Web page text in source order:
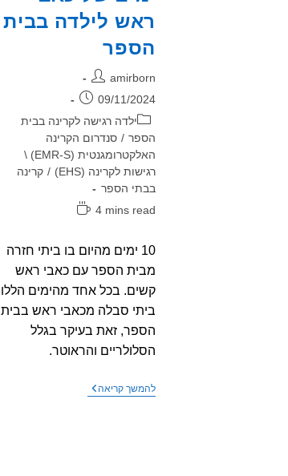
ראש לילדה בבית
הספר
מחבר:
amirborn
פורסם:
09/11/2024
קטגוריה:
ילדה רגישה לקרינה בבית
הספר / סנדרום הקרינה
האלקטרומגנטית (EMR-S) \
רגישות לקרינה (EHS)
/ קרינה
בבתי הספר
זמן
4 mins read
10 ימים מהיום בו ביתי חזרה
מבית הספר עם כאבי ראש
קשים. בכל אחד מהימים הללו
ביתי סבלה מכאבי ראש בבית
הספר, זאת בעיקר בגלל
הסלולריים והראוטר.
להמשך קריאהימים